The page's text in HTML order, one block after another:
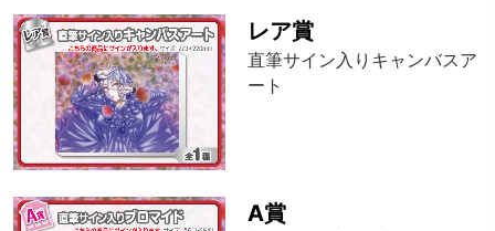
レア賞
直筆サイン入りキャンバスア
ート
A賞